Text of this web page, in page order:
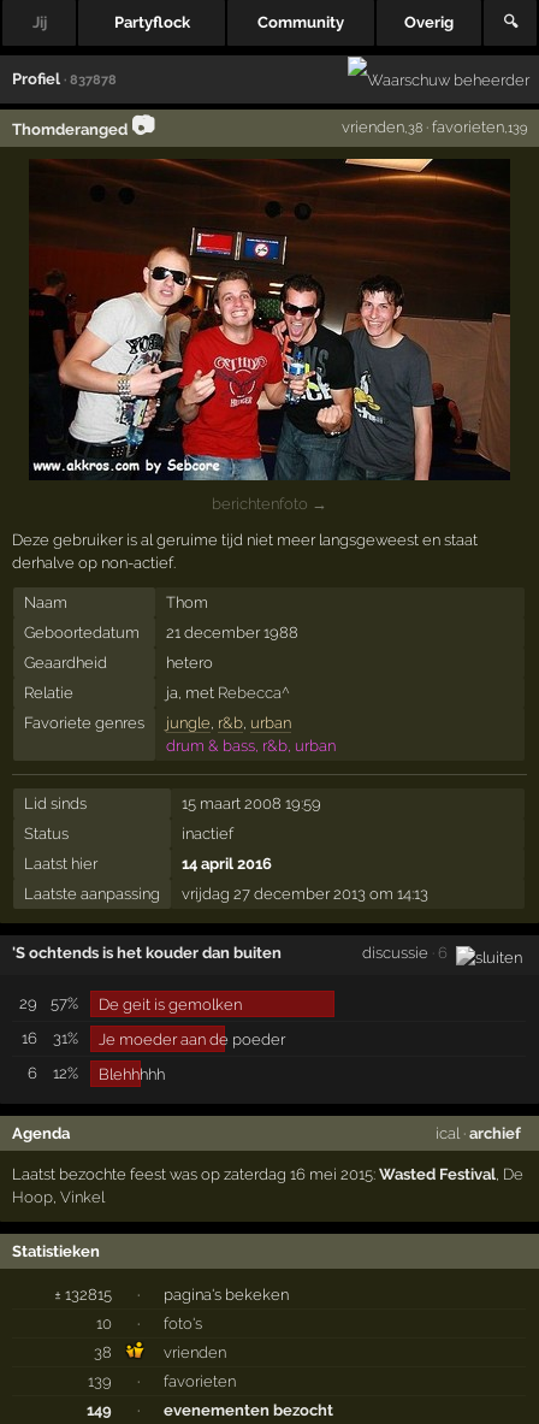
Jij Partyflock Community Overig 🔍
Profiel · 837878
Thomderanged 📷 vrienden,38· favorieten,139
berichtenfoto →
Deze gebruiker is al geruime tijd niet meer langsgeweest en staat
derhalve op non-actief.
Naam
Thom
Geboortedatum
21 december 1988
Geaardheid
hetero
Relatie
ja, met Rebecca^
Favoriete genres
jungle r&b, urban
drum & bass, r&b, urban
Lid sinds
15 maart 2008 19:59
Status
inactief
Laatst hier
14 april 2016
Laatste aanpassing
vrijdag 27 december 2013 om 14:13
'S ochtends is het kouder dan buiten discussie · 6
29 57%
De geit is gemolken
16
31%
Je moeder aan de poeder
6
12% Blehhhhh
Agenda ical · archief
Laatst bezochte feest was op zaterdag 16 mei 2015:Wasted Festival, De
Hoop,Vinkel
Statistieken
± 132815 ·
pagina's bekeken
10
·
foto's
38
vrienden
139
·
favorieten
149
·
evenementen bezocht